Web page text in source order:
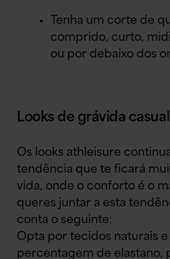
Tenha um corte de
comprido, curto,
ou por debaixo dos
Looks de grávida
Os looks athleisure
tendência que te ficará
vida, onde o conforto é o
queres juntar a esta
conta o seguinte:
Opta por tecidos naturais
percentagem de elastano,